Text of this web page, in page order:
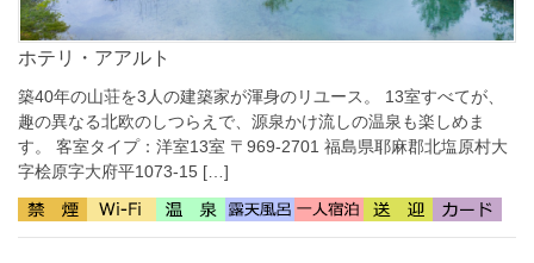
ホテリ・アアルト
築40年の山荘を3人の建築家が渾身のリユース。 13室すべてが、
趣の異なる北欧のしつらえで、源泉かけ流しの温泉も楽しめま
す。 客室タイプ：洋室13室 〒969-2701 福島県耶麻郡北塩原村大
字桧原字大府平1073-15 […]